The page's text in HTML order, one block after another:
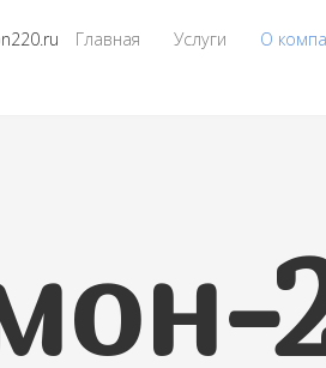
Главная Услуги О